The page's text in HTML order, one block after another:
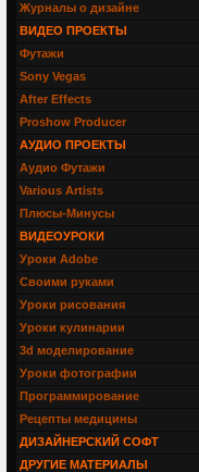
Журналы о дизайне
ВИДЕО ПРОЕКТЫ
Футажи
Sony Vegas
After Effects
Proshow Producer
АУДИО ПРОЕКТЫ
Аудио Футажи
Various Artists
Плюсы-Минусы
ВИДЕОУРОКИ
Уроки Adobe
Своими руками
Уроки рисования
Уроки кулинарии
3d моделирование
Уроки фотографии
Программирование
Рецепты медицины
ДИЗАЙНЕРСКИЙ СОФТ
ДРУГИЕ МАТЕРИАЛЫ